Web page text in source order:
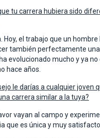
tu carrera hubiera sido
Hoy, el trabajo que un
también perfectamente una
evolucionado mucho y ya
hace años.
le darías a cualquier joven
carrera similar a la tuya?
vayan al campo y
que es única y muy